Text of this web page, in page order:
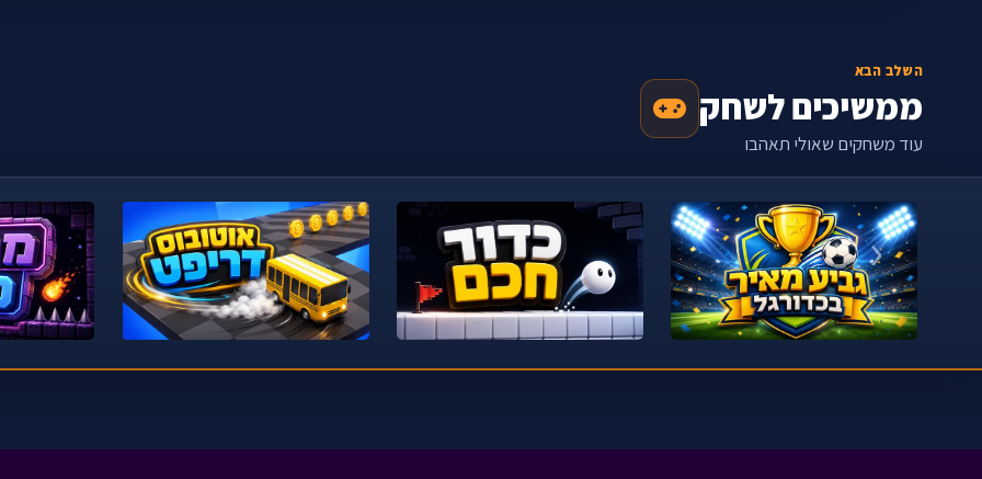
השלב הבא
ממשיכים לשחק
עוד משחקים שאולי תאהבו
‹